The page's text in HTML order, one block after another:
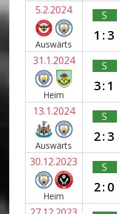
5.2.2024
Auswärts
S
1:3
31.1.2024
Heim
S
3:1
13.1.2024
Auswärts
S
2:3
30.12.2023
Heim
S
2:0